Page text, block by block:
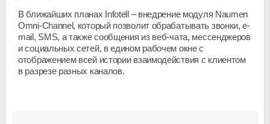
В ближайших планах Infotell – внедрение модуля Naumen
Omni-Channel, который позволит обрабатывать звонки, е-
mail, SMS, а также сообщения из веб-чата, мессенджеров
и социальных сетей, в едином рабочем окне с
отображением всей истории взаимодействия с клиентом
в разрезе разных каналов.